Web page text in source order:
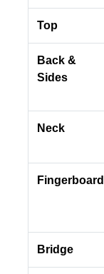
Top
Back &
Sides
Neck
Fingerboard
Bridge